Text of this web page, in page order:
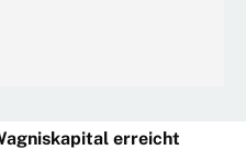
erreicht